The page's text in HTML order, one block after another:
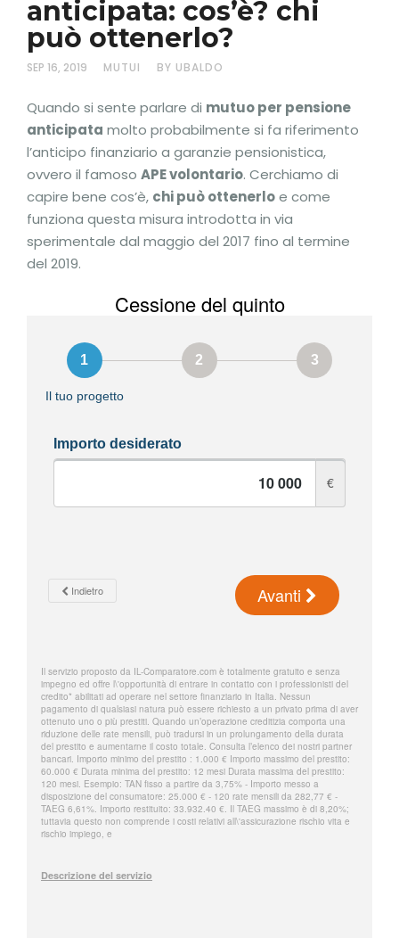
anticipata: cos’è? chi
può ottenerlo?
SEP 16, 2019 MUTUI BY UBALDO
Quando si sente parlare di mutuo per pensione
anticipata molto probabilmente si fa riferimento
l’anticipo finanziario a garanzie pensionistica,
ovvero il famoso APE volontario. Cerchiamo di
capire bene cos’è, chi può ottenerloe come
funziona questa misura introdotta in via
sperimentale dal maggio del 2017 fino al termine
del 2019.